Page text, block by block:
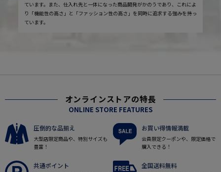
ています。また、仕入れ先と一体になった商品開発がかのうであり、これによ
り「機能性の高さ」と「ファッション性の高さ」を同時に追求する強みを持っ
ています。
オンラインストアの特長
ONLINE STORE FEATURES
圧倒的な品揃え
大型店限定商品や、特別サイズも
豊富！
お買い得情報満載
会員限定クーポンや、限定価格で
購入できる！
共通ポイント 全国送料無料